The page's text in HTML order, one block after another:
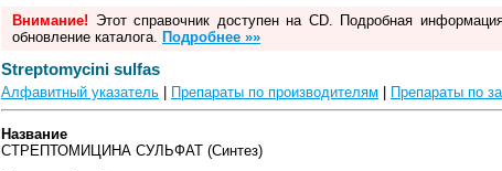
Внимание! Этот справочник доступен на CD. Подробная
обновление каталога. Подробнее »»
Streptomycini sulfas
Алфавитный указатель Препараты по производителям Препараты по
Название
СТРЕПТОМИЦИНА СУЛЬФАТ (Синтез)